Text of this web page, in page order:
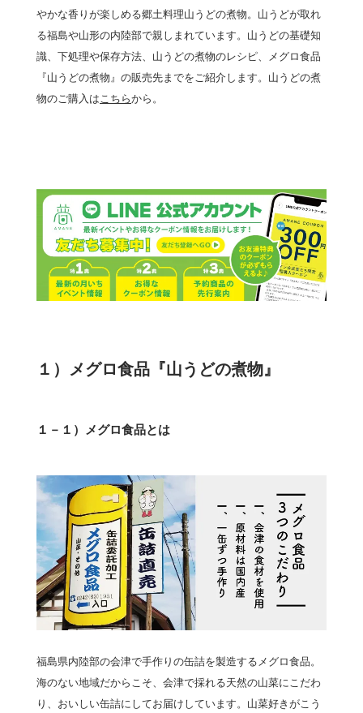
やかな香りが楽しめる郷土料理山うどの煮物。山うどが取れ
る福島や山形の内陸部で親しまれています。山うどの基礎知
識、下処理や保存方法、山うどの煮物のレシピ、メグロ食品
『山うどの煮物』の販売先までをご紹介します。山うどの煮
物のご購入はこちらから。
１）メグロ食品『山うどの煮物』
１－１）メグロ食品とは
福島県内陸部の会津で手作りの缶詰を製造するメグロ食品。
海のない地域だからこそ、会津で採れる天然の山菜にこだわ
り、おいしい缶詰にしてお届けしています。山菜好きがこう